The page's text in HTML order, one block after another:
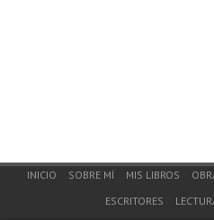
Footer Menu
INICIO SOBRE MÍ MIS LIBROS
ESCRITORES